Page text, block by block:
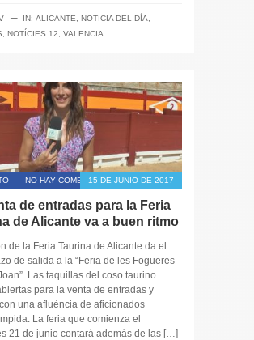
─ IN: ALICANTE, NOTICIA DEL DÍA,
, NOTÍCIES 12, VALENCIA
- NO HAY COMENTARIOS15 DE JUNIO DE 2017
de entradas para la Feria
de Alicante va a buen ritmo
de la Feria Taurina de Alicante da el
de salida a la “Feria de les Fogueres
Las taquillas del coso taurino
para la venta de entradas y
una afluència de aficionados
La feria que comienza el
21 de junio contará además de las […]